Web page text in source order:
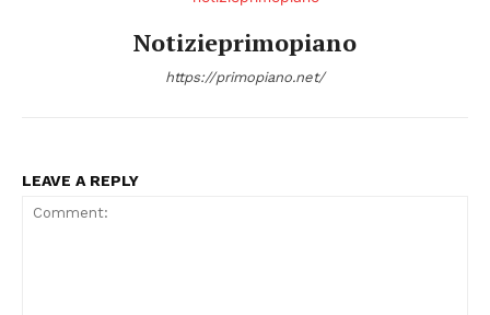
Notizieprimopiano
https://primopiano.net/
LEAVE A REPLY